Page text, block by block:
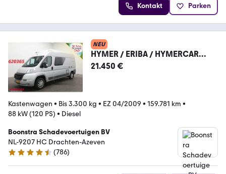
Kontakt Parken
NEU
HYMER / ERIBA / HYMERCAR
HymerCar 322 StreetLine 2.3 MJ
21.450 €
Kastenwagen • Bis 3.300 kg • EZ 04/2009 • 159.781 km •
88 kW (120 PS) • Diesel
Boonstra Schadevoertuigen BV
NL-9207 HC Drachten-Azeven
4.4 Sterne
(786)